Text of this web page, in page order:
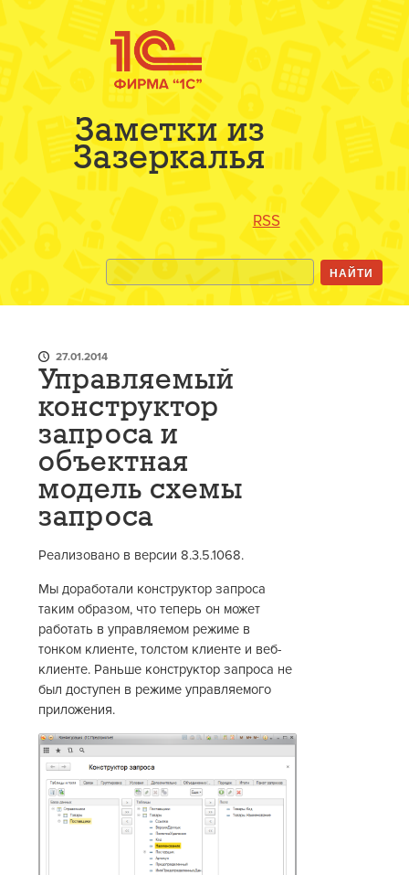
Заметки из
Зазеркалья
RSS
27.01.2014
Управляемый
конструктор
запроса и
объектная
модель схемы
запроса
Реализовано в версии 8.3.5.1068.
Мы доработали конструктор запроса
таким образом, что теперь он может
работать в управляемом режиме в
тонком клиенте, толстом клиенте и веб-
клиенте. Раньше конструктор запроса не
был доступен в режиме управляемого
приложения.